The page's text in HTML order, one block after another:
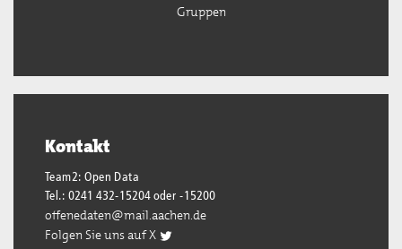
Gruppen
Kontakt
Team2: Open Data
Tel.: 0241 432-15204 oder -15200
offenedaten@mail.aachen.de
Folgen Sie uns auf X